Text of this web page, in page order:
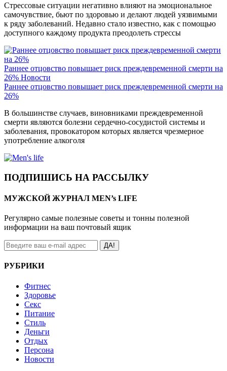
Стрессовые ситуации негативно влияют на эмоциональное
самочувствие, бьют по здоровью и делают людей уязвимыми
к ряду заболеваний. Недавно стало известно, как с помощью
доступного каждому продукта преодолеть стрессы
Раннее отцовство повышает риск преждевременной смерти на
26% Новости
Раннее отцовство повышает риск преждевременной смерти на
26%
В большинстве случаев, виновниками преждевременной
смерти являются болезни сердечно-сосудистой системы и
заболевания, провокатором которых является чрезмерное
употребление алкоголя
ПОДПИШИСЬ НА РАССЫЛКУ
МУЖСКОЙ ЖУРНАЛ MEN’s LIFE
Регулярно самые полезные советы и тонны полезной
информации на ваш почтовый ящик
ДА!
РУБРИКИ
Фитнес
Здоровье
Секс
Питание
Стиль
Деньги
Отдых
Персона
Новости